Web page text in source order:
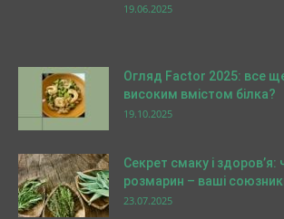
19.06.2025
Огляд Factor 2025: все
високим вмістом білка?
19.10.2025
Секрет смаку і здоров’я:
розмарин – ваші
23.07.2025